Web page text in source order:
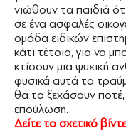
νιώθουν τα παιδιά
σε ένα ασφαλές
ομάδα ειδικών
κάτι τέτοιο, για να
κτίσουν μια ψυχική
φυσικά αυτά τα
θα το ξεχάσουν ποτέ,
επούλωση…
Δείτε το σχετικό